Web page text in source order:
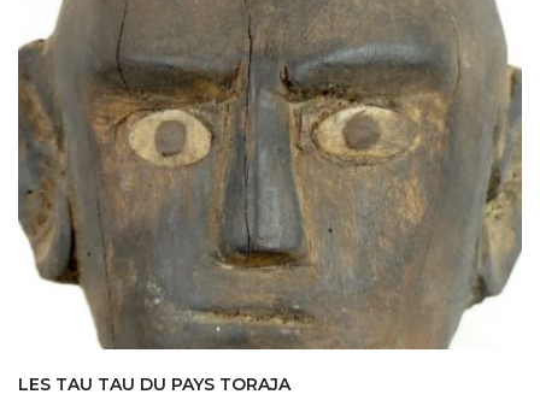
LES TAU TAU DU PAYS TORAJA